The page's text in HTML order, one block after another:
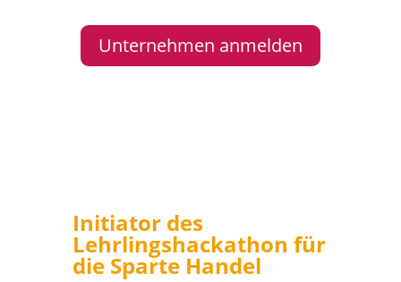
Unternehmen anmelden
Initiator des
Lehrlingshackathon für
die Sparte Handel